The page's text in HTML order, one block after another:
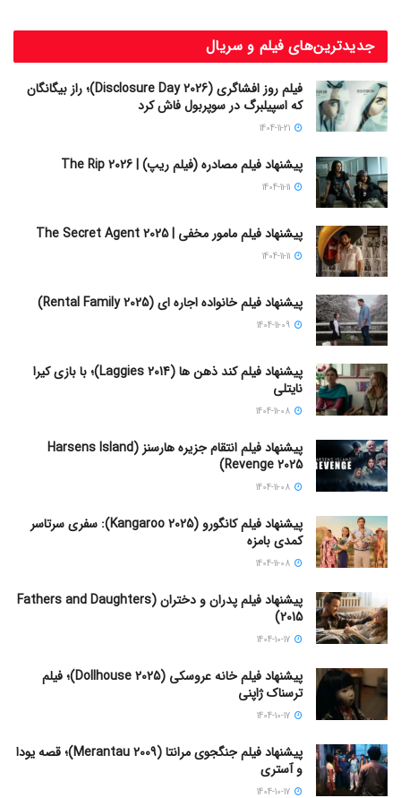
جدیدترین‌های فیلم و سریال
فیلم روز افشاگری (Disclosure Day 2026)؛ راز بیگانگان
که اسپیلبرگ در سوپربول فاش کرد
پیشنهاد فیلم مصادره (فیلم ریپ) | The Rip 2026
پیشنهاد فیلم مامور مخفی | The Secret Agent 2025
پیشنهاد فیلم خانواده اجاره‌ ای (Rental Family 2025)
پیشنهاد فیلم کند ذهن ها (Laggies 2014)؛ با بازی کیرا
نایتلی
پیشنهاد فیلم انتقام جزیره هارسنز (Harsens Island
Revenge 2025)
پیشنهاد فیلم کانگورو (Kangaroo 2025): سفری سرتاسر
کمدی بامزه
پیشنهاد فیلم پدران و دختران (Fathers and Daughters
2015)
پیشنهاد فیلم خانه عروسکی (Dollhouse 2025)؛ فیلم
ترسناک ژاپنی
پیشنهاد فیلم جنگجوی مرانتا (Merantau 2009)؛ قصه یودا
و آستری